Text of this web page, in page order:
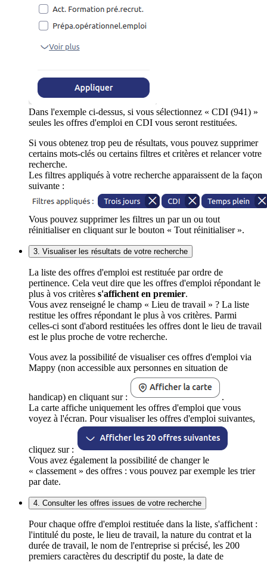
Dans l'exemple ci-dessus, si vous sélectionnez « CDI (941) »
seules les offres d'emploi en CDI vous seront restituées.
Si vous obtenez trop peu de résultats, vous pouvez supprimer
certains mots-clés ou certains filtres et critères et relancer votre
recherche.
Les filtres appliqués à votre recherche apparaissent de la façon
suivante :
Vous pouvez supprimer les filtres un par un ou tout
réinitialiser en cliquant sur le bouton « Tout réinitialiser ».
3. Visualiser les résultats de votre recherche
La liste des offres d'emploi est restituée par ordre de
pertinence. Cela veut dire que les offres d'emploi répondant le
plus à vos critères s'affichent en premier.
Vous avez renseigné le champ « Lieu de travail » ? La liste
restitue les offres répondant le plus à vos critères. Parmi
celles-ci sont d'abord restituées les offres dont le lieu de travail
est le plus proche de votre recherche.
Vous avez la possibilité de visualiser ces offres d'emploi via
Mappy (non accessible aux personnes en situation de
handicap) en cliquant sur :
.
La carte affiche uniquement les offres d'emploi que vous
voyez à l'écran. Pour visualiser les offres d'emploi suivantes,
cliquez sur :
Vous avez également la possibilité de changer le
« classement » des offres : vous pouvez par exemple les trier
par date.
4. Consulter les offres issues de votre recherche
Pour chaque offre d'emploi restituée dans la liste, s'affichent :
l'intitulé du poste, le lieu de travail, la nature du contrat et la
durée de travail, le nom de l'entreprise si précisé, les 200
premiers caractères du descriptif du poste, la date de